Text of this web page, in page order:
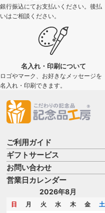
銀行振込にてお支払いください。後払
いはご相談ください。
名入れ・印刷について
ロゴやマーク、お好きなメッセージを
名入れ・印刷できます。
ご利用ガイド
お買い物ガイド
よくある質問
はじめての記念品選び
記念品工房の使い方
ギフトサービス
名入れについて
のし
メッセージカード
お問い合わせ
商品選びを相談する
名入れについて相談する
カタログを請求する
営業日カレンダー
2026年8月
日 月 火 水 木 金 土